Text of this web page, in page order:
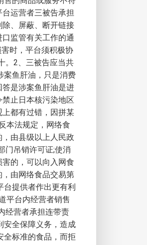
运营者三被告承担
、屏蔽、断开链接
监管有关工作的通
时，平台须积极协
。2、三被告应当共
案鱼肝油，只是消费
是涉案鱼肝油是进
止日本核污染地区
都有过错，因拼某
本法规定，网络食
由县级以上人民政
门吊销许可证;使消
的，可以向入网食
由网络食品交易第
台提供者作出更有利
平台内经营者销售
经营者承担连带责
安全保障义务，造成
全标准的食品，而拒